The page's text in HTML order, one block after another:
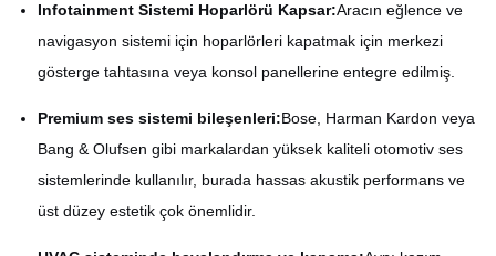
Infotainment Sistemi Hoparlörü Kapsar:Aracın eğlence ve
navigasyon sistemi için hoparlörleri kapatmak için merkezi
gösterge tahtasına veya konsol panellerine entegre edilmiş.
Premium ses sistemi bileşenleri:Bose, Harman Kardon veya
Bang & Olufsen gibi markalardan yüksek kaliteli otomotiv ses
sistemlerinde kullanılır, burada hassas akustik performans ve
üst düzey estetik çok önemlidir.